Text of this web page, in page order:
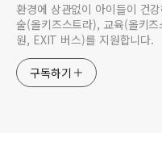
환경에 상관없이 아이들이 건
술(올키즈스트라), 교육(올키
원, EXIT 버스)를 지원합니다.
구독하기